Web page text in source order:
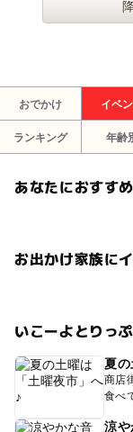
おでかけ イベ
ランキング 年齢
あなたにおすす
お出かけ家族に
いこーよとりっ
夏の
商店
食べ
涼や